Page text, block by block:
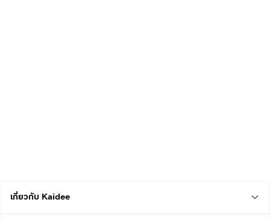
เกี่ยวกับ Kaidee